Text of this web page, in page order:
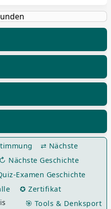
⇄ Nächste
↻ Nächste Geschichte
Examen Geschichte
✪ Zertifikat
🎯 Tools & Denksport